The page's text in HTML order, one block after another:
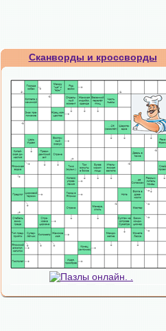
Сканворды и кроссворды